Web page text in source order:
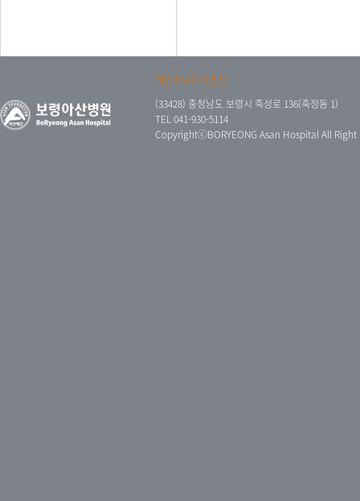
개인정보처리방침
(33428) 충청남도 보령시 죽성로 136(죽정동 1)
TEL 041-930-5114
CopyrightⓒBORYEONG Asan Hospital All Right